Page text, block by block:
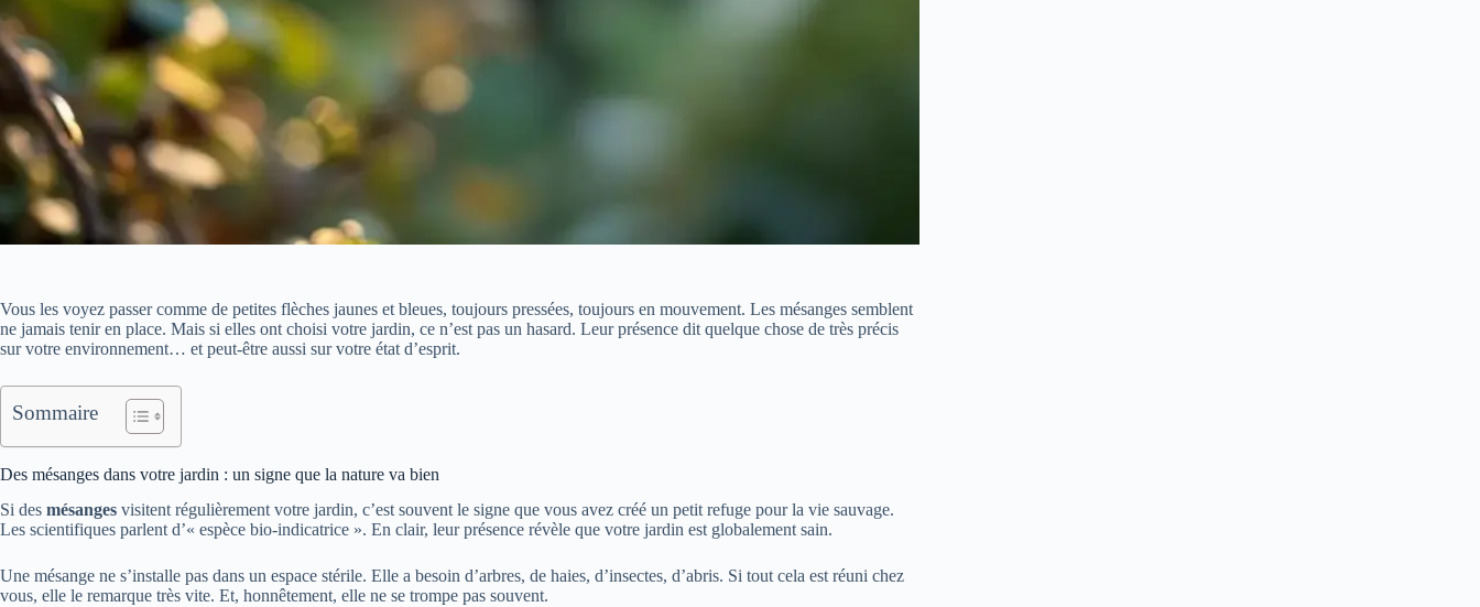
Vous les voyez passer comme de petites flèches jaunes et bleues, toujours pressées, toujours en mouvement. Les mésanges semblent
ne jamais tenir en place. Mais si elles ont choisi votre jardin, ce n’est pas un hasard. Leur présence dit quelque chose de très précis
sur votre environnement… et peut-être aussi sur votre état d’esprit.
Sommaire
Des mésanges dans votre jardin : un signe que la nature va bien
Si des mésanges visitent régulièrement votre jardin, c’est souvent le signe que vous avez créé un petit refuge pour la vie sauvage.
Les scientifiques parlent d’« espèce bio-indicatrice ». En clair, leur présence révèle que votre jardin est globalement sain.
Une mésange ne s’installe pas dans un espace stérile. Elle a besoin d’arbres, de haies, d’insectes, d’abris. Si tout cela est réuni chez
vous, elle le remarque très vite. Et, honnêtement, elle ne se trompe pas souvent.